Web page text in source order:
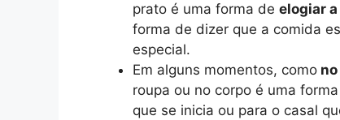
prato é uma forma de elogiar
forma de dizer que a comida
especial.
Em alguns momentos, como
roupa ou no corpo é uma
que se inicia ou para o casal